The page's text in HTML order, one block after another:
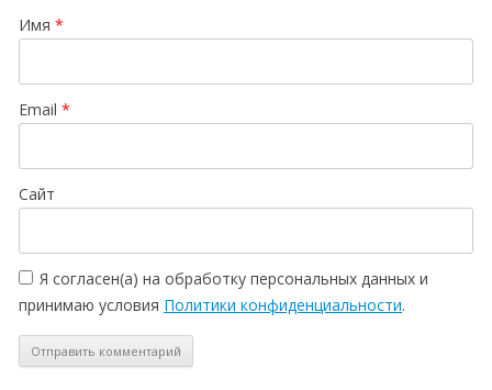
Имя *
Email *
Сайт
Я согласен(а) на обработку персональных данных и
принимаю условия Политики конфиденциальности.